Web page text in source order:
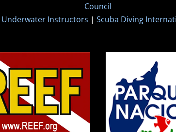
Council
Instructors | Scuba Diving